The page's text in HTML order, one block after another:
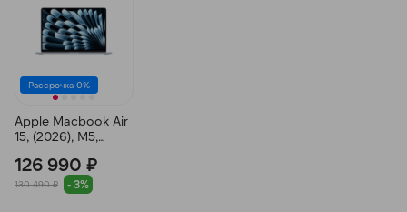
Рассрочка 0%
Apple Macbook Air
15, (2026), M5,
(MDVQ4), Небесно
голубой
126 990 ₽
130 490 ₽ - 3%